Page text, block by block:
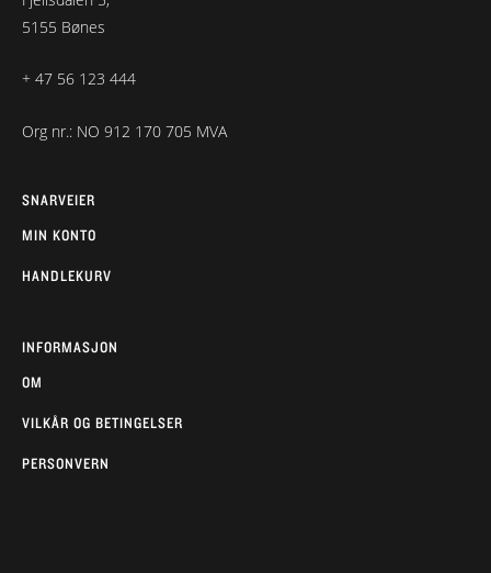
5155 Bønes
+ 47 56 123 444
Org nr.: NO 912 170 705 MVA
SNARVEIER
MIN KONTO
HANDLEKURV
INFORMASJON
OM
VILKÅR OG BETINGELSER
PERSONVERN